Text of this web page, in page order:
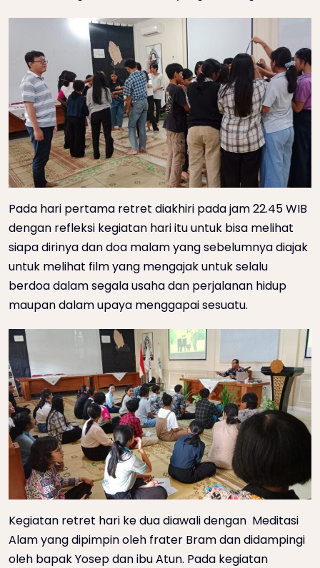
Pada hari pertama retret diakhiri pada jam 22.45 WIB
dengan refleksi kegiatan hari itu untuk bisa melihat
siapa dirinya dan doa malam yang sebelumnya diajak
untuk melihat film yang mengajak untuk selalu
berdoa dalam segala usaha dan perjalanan hidup
maupan dalam upaya menggapai sesuatu.
Kegiatan retret hari ke dua diawali dengan Meditasi
Alam yang dipimpin oleh frater Bram dan didampingi
oleh bapak Yosep dan ibu Atun. Pada kegiatan